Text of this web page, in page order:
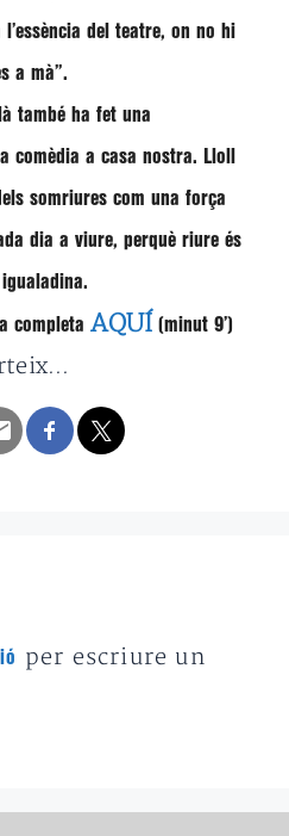
del teatre, on no hi
a mà”.
també ha fet una
comèdia a casa nostra. Lloll
somriures com una força
dia a viure, perquè riure és
completa AQUÍ (minut 9′)
per escriure un